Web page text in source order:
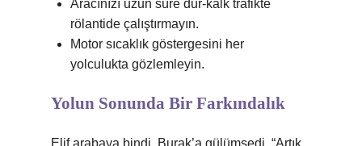
Aracınızı uzun süre dur-kalk trafikte
rölantide çalıştırmayın.
Motor sıcaklık göstergesini her
yolculukta gözlemleyin.
Yolun Sonunda Bir Farkındalık
Elif arabaya bindi, Burak’a gülümsedi. “Artık